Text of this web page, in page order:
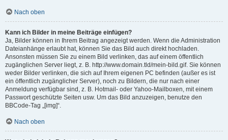
Nach oben
Kann ich Bilder in meine Beiträge einfügen?
Ja, Bilder können in Ihrem Beitrag angezeigt werden. Wenn die Administration
Dateianhänge erlaubt hat, können Sie das Bild auch direkt hochladen.
Ansonsten müssen Sie zu einem Bild verlinken, das auf einem öffentlich
zugänglichen Server liegt, z. B. http://www.domain.tld/mein-bild.gif. Sie können
weder Bilder verlinken, die sich auf Ihrem eigenen PC befinden (außer es ist
ein öffentlich zugänglicher Server), noch zu Bildern, die nur nach einer
Anmeldung verfügbar sind, z. B. Hotmail- oder Yahoo-Mailboxen, mit einem
Passwort geschützte Seiten usw. Um das Bild anzuzeigen, benutze den
BBCode-Tag „[img]“.
Nach oben